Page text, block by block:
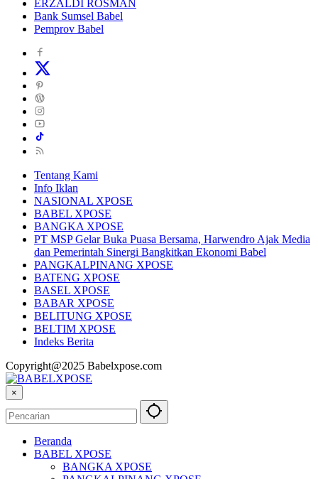
ERZALDI ROSMAN
Bank Sumsel Babel
Pemprov Babel
Tentang Kami
Info Iklan
NASIONAL XPOSE
BABEL XPOSE
BANGKA XPOSE
PT MSP Gelar Buka Puasa Bersama, Harwendro Ajak Media
dan Pemerintah Sinergi Bangkitkan Ekonomi Babel
PANGKALPINANG XPOSE
BATENG XPOSE
BASEL XPOSE
BABAR XPOSE
BELITUNG XPOSE
BELTIM XPOSE
Indeks Berita
Copyright@2025 Babelxpose.com
×
Beranda
BABEL XPOSE
BANGKA XPOSE